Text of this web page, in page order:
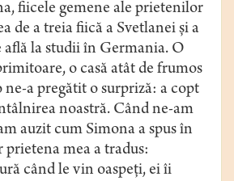
fiicele gemene ale prietenilor
de a treia fiică a Svetlanei şi a
află la studii în Germania. O
o casă atât de frumos
a pregătit o surpriză: a copt
noastră. Când ne-am
auzit cum Simona a spus în
prietena mea a tradus:
când le vin oaspeţi, ei îi